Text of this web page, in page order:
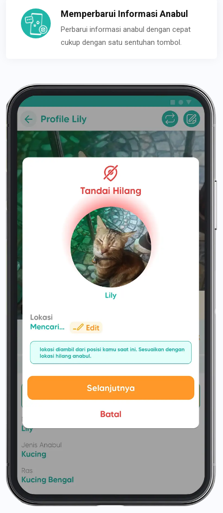
Memperbarui Informasi Anabul
Perbarui informasi anabul dengan cepat
cukup dengan satu sentuhan tombol.